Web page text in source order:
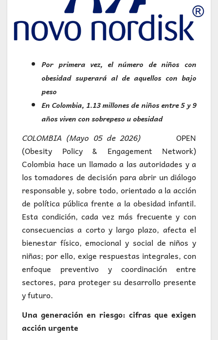
Por primera vez, el número de niños con
obesidad superará al de aquellos con bajo
peso
En Colombia, 1.13 millones de niños entre 5 y 9
años viven con sobrepeso u obesidad
COLOMBIA (Mayo 05 de 2026) OPEN
(Obesity Policy & Engagement Network)
Colombia hace un llamado a las autoridades y a
los tomadores de decisión para abrir un diálogo
responsable y, sobre todo, orientado a la acción
de política pública frente a la obesidad infantil.
Esta condición, cada vez más frecuente y con
consecuencias a corto y largo plazo, afecta el
bienestar físico, emocional y social de niños y
niñas; por ello, exige respuestas integrales, con
enfoque preventivo y coordinación entre
sectores, para proteger su desarrollo presente
y futuro.
Una generación en riesgo: cifras que exigen
acción urgente